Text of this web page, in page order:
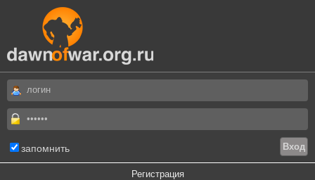
запомнить
Регистрация